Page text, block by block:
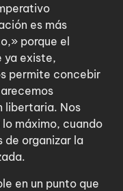
es más
porque el
ya existe,
permite concebir
libertaria. Nos
máximo, cuando
de organizar la
en un punto que